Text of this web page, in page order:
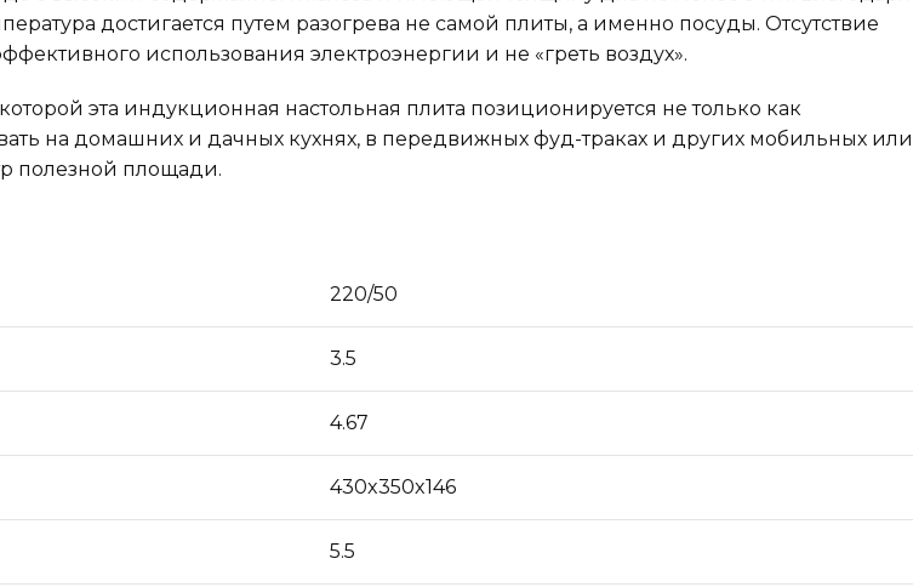
достигается путем разогрева не самой плиты, а именно посуды. Отсутствие
использования электроэнергии и не «греть воздух».
эта индукционная настольная плита позиционируется не только как
на домашних и дачных кухнях, в передвижных фуд-траках и других мобильных или
полезной площади.
220/50
3.5
4.67
430x350x146
5.5